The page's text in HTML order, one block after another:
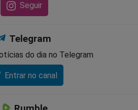
Seguir
Telegram
do dia no Telegram
Entrar no canal